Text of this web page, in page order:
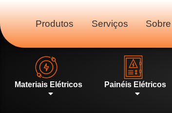
Produtos Serviços Sobre
Materiais Elétricos Painéis Elétricos